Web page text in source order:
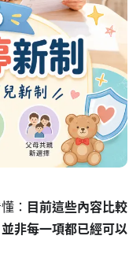
： 目前這些內容比較
非每一項都已經可以